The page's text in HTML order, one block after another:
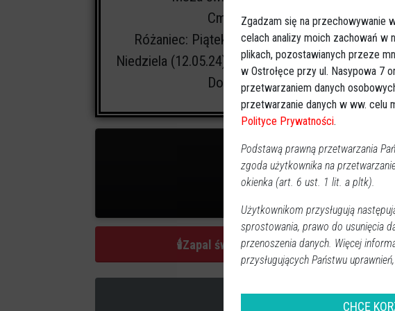
Cmentarz:parafialny w
Różaniec: Piątek (10.05.24) o godz. 18.00,
Niedziela (12.05.24)o godz. 18.00,Poniedziałek
Domu Pogrzebowego ul.
🕯Zapal świeczkę
wróć
Zgadzam się na przechowywanie
celach analizy moich zachowań w
plikach, pozostawianych przeze
w Ostrołęce przy ul. Nasypowa 7
przetwarzaniem danych
przetwarzanie danych w ww. celu
Polityce Prywatności.
Podstawą prawną przetwarzania
zgoda użytkownika na
okienka (art. 6 ust. 1 lit. a pltk).
Użytkownikom przysługują
sprostowania, prawo do usunięcia
przenoszenia danych. Więcej
przysługujących Państwu
CHCĘ